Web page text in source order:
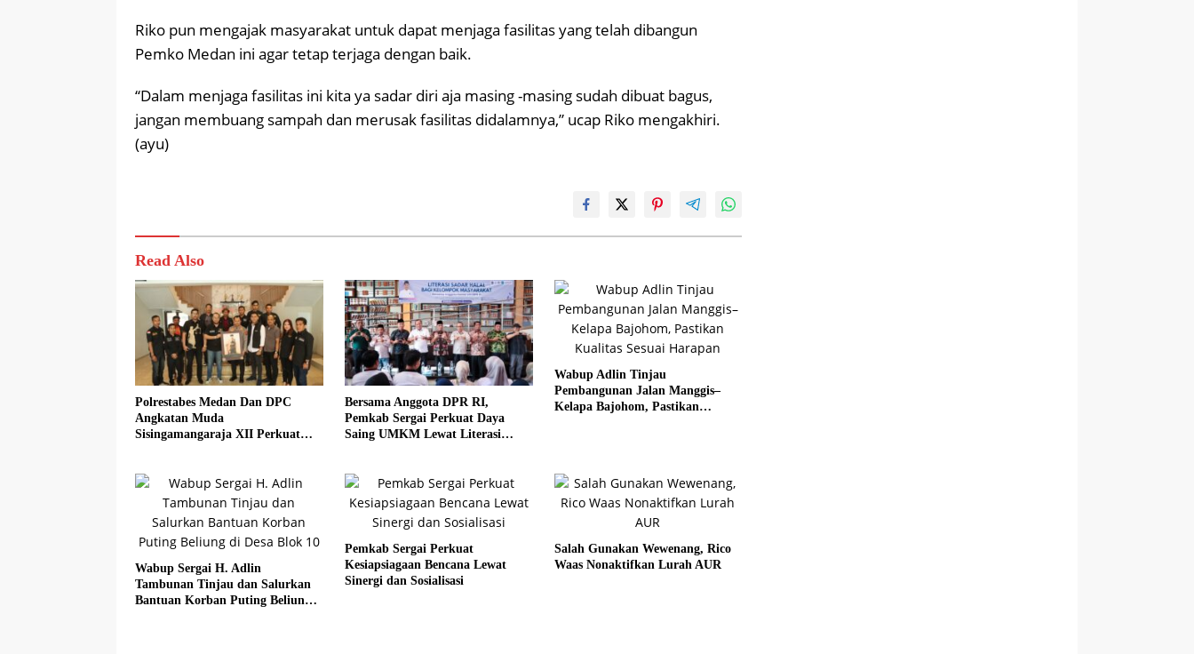
Riko pun mengajak masyarakat untuk dapat menjaga fasilitas yang telah dibangun
Pemko Medan ini agar tetap terjaga dengan baik.
“Dalam menjaga fasilitas ini kita ya sadar diri aja masing -masing sudah dibuat bagus,
jangan membuang sampah dan merusak fasilitas didalamnya,” ucap Riko mengakhiri.
(ayu)
Read Also
Polrestabes Medan Dan DPC
Angkatan Muda
Sisingamangaraja XII Perkuat
Bersama Anggota DPR RI,
Pemkab Sergai Perkuat Daya
Saing UMKM Lewat Literasi
Wabup Adlin Tinjau
Pembangunan Jalan Manggis–
Kelapa Bajohom, Pastikan
Wabup Sergai H. Adlin
Tambunan Tinjau dan Salurkan
Bantuan Korban Puting Beliung
Pemkab Sergai Perkuat
Kesiapsiagaan Bencana Lewat
Sinergi dan Sosialisasi
Salah Gunakan Wewenang, Rico
Waas Nonaktifkan Lurah AUR